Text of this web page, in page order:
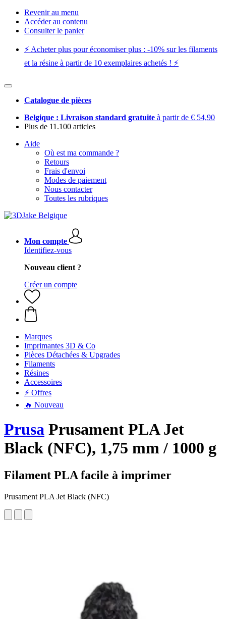
Revenir au menu
Accéder au contenu
Consulter le panier
⚡️ Acheter plus pour économiser plus : -10% sur les filaments
et la résine à partir de 10 exemplaires achetés ! ⚡️
Catalogue de pièces
Belgique : Livraison standard gratuite à partir de € 54,90
Plus de 11.100 articles
Aide
Où est ma commande ?
Retours
Frais d'envoi
Modes de paiement
Nous contacter
Toutes les rubriques
Mon compte
Identifiez-vous
Nouveau client ?
Créer un compte
Marques
Imprimantes 3D & Co
Pièces Détachées & Upgrades
Filaments
Résines
Accessoires
⚡ Offres
🔥 Nouveau
Prusa Prusament PLA Jet
Black (NFC), 1,75 mm / 1000 g
Filament PLA facile à imprimer
Prusament PLA Jet Black (NFC)